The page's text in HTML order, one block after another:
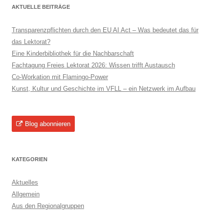
AKTUELLE BEITRÄGE
Transparenzpflichten durch den EU AI Act – Was bedeutet das für
das Lektorat?
Eine Kinderbibliothek für die Nachbarschaft
Fachtagung Freies Lektorat 2026: Wissen trifft Austausch
Co-Workation mit Flamingo-Power
Kunst, Kultur und Geschichte im VFLL – ein Netzwerk im Aufbau
Blog abonnieren
KATEGORIEN
Aktuelles
Allgemein
Aus den Regionalgruppen